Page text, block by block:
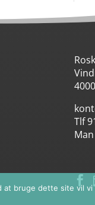
Tlf

bruge dette site vil